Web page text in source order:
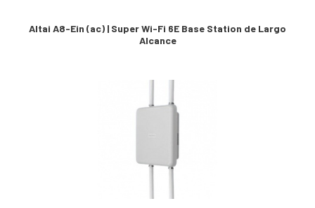
Altai A8-Ein (ac) | Super Wi-Fi 6E Base Station de Largo
Alcance